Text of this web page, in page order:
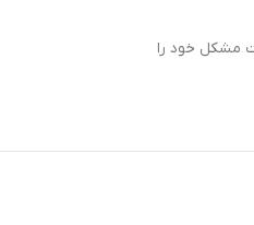
کیفیت مشکل خود را